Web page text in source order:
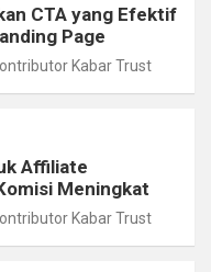
CTA yang Efektif
Page
Kabar Trust
Affiliate
Meningkat
Kabar Trust